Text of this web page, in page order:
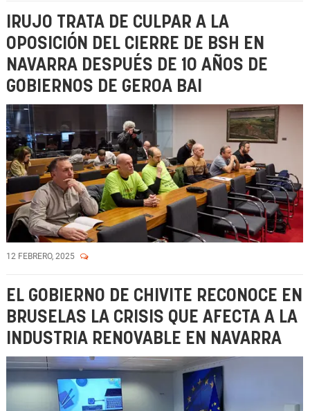
IRUJO TRATA DE CULPAR A LA
OPOSICIÓN DEL CIERRE DE BSH EN
NAVARRA DESPUÉS DE 10 AÑOS DE
GOBIERNOS DE GEROA BAI
12 FEBRERO, 2025
EL GOBIERNO DE CHIVITE RECONOCE EN
BRUSELAS LA CRISIS QUE AFECTA A LA
INDUSTRIA RENOVABLE EN NAVARRA